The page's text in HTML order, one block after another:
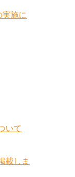
施に
いて
載しま